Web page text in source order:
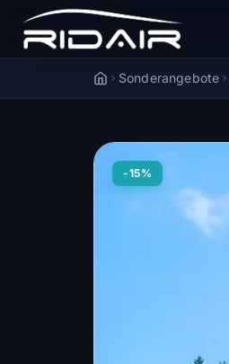
AccueilSonderangebote
-15%